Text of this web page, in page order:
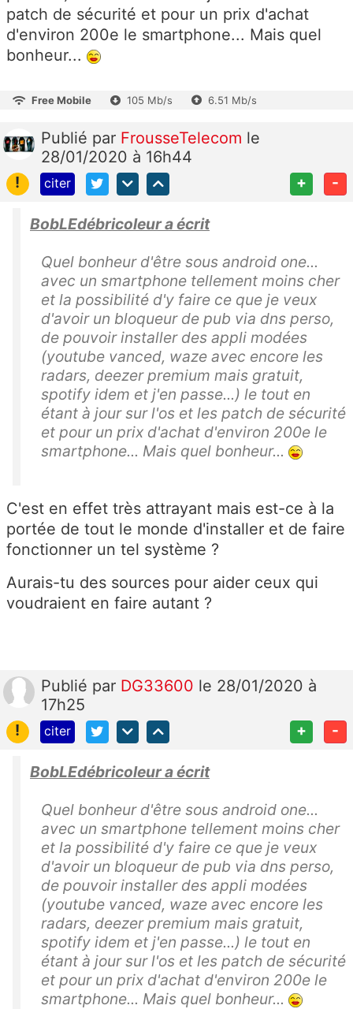
patch de sécurité et pour un prix d'achat
d'environ 200e le smartphone... Mais quel
bonheur...
Free Mobile 105 Mb/s 6.51 Mb/s
Publié par FrousseTelecom le
28/01/2020 à 16h44
!
citer + -
BobLEdébricoleur a écrit
Quel bonheur d'être sous android one...
avec un smartphone tellement moins cher
et la possibilité d'y faire ce que je veux
d'avoir un bloqueur de pub via dns perso,
de pouvoir installer des appli modées
(youtube vanced, waze avec encore les
radars, deezer premium mais gratuit,
spotify idem et j'en passe...) le tout en
étant à jour sur l'os et les patch de sécurité
et pour un prix d'achat d'environ 200e le
smartphone... Mais quel bonheur...
C'est en effet très attrayant mais est-ce à la
portée de tout le monde d'installer et de faire
fonctionner un tel système ?
Aurais-tu des sources pour aider ceux qui
voudraient en faire autant ?
Publié par DG33600 le 28/01/2020 à
17h25
!
citer + -
BobLEdébricoleur a écrit
Quel bonheur d'être sous android one...
avec un smartphone tellement moins cher
et la possibilité d'y faire ce que je veux
d'avoir un bloqueur de pub via dns perso,
de pouvoir installer des appli modées
(youtube vanced, waze avec encore les
radars, deezer premium mais gratuit,
spotify idem et j'en passe...) le tout en
étant à jour sur l'os et les patch de sécurité
et pour un prix d'achat d'environ 200e le
smartphone... Mais quel bonheur...